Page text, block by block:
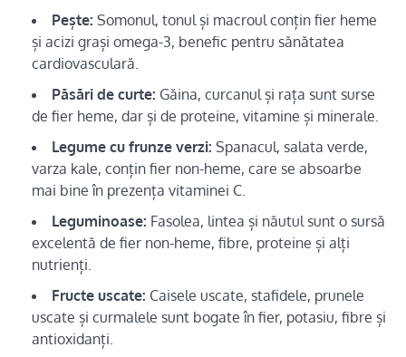
Pește: Somonul, tonul și macroul conțin fier heme
și acizi grași omega-3, benefic pentru sănătatea
cardiovasculară.
Păsări de curte: Găina, curcanul și rața sunt surse
de fier heme, dar și de proteine, vitamine și minerale.
Legume cu frunze verzi: Spanacul, salata verde,
varza kale, conțin fier non-heme, care se absoarbe
mai bine în prezența vitaminei C.
Leguminoase: Fasolea, lintea și năutul sunt o sursă
excelentă de fier non-heme, fibre, proteine ​​și alți
nutrienți.
Fructe uscate: Caisele uscate, stafidele, prunele
uscate și curmalele sunt bogate în fier, potasiu, fibre și
antioxidanți.